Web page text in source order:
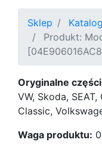
Sklep
Produkt:
Oryginalne
VW, Skoda,
Classic,
Waga produktu: